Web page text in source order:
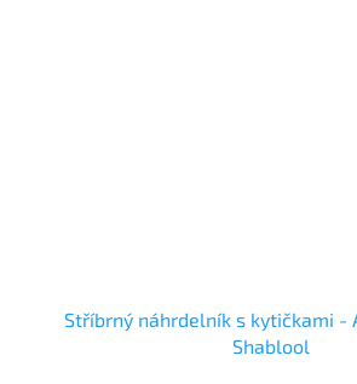
Stříbrný náhrdelník s kytičkami -
Shablool